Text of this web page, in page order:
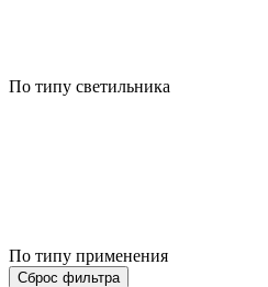
По типу светильника
По типу применения
Сброс фильтра